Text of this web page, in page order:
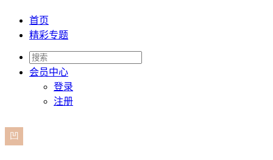
首页
精彩专题
会员中心
登录
注册